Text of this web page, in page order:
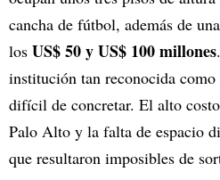
cancha de fútbol, además de
los US$ 50 y US$ 100 millones
institución tan reconocida
difícil de concretar. El alto
Palo Alto y la falta de espacio
que resultaron imposibles de